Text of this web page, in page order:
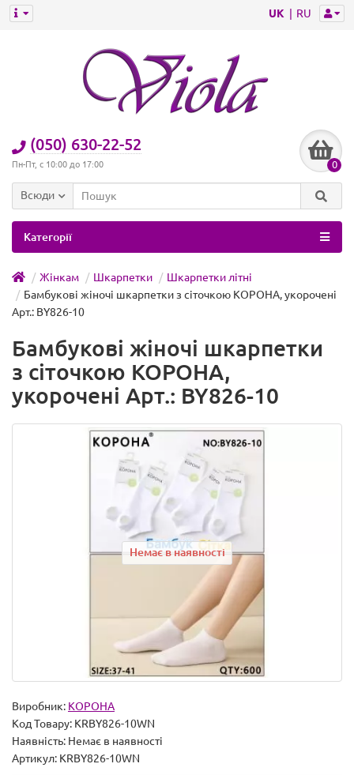
UK RU
(050) 630-22-52
Пн-Пт, с 10:00 до 17:00 0
Всюди
Категорії
Жінкам Шкарпетки
Шкарпетки літні
Бамбукові жіночі шкарпетки з сіточкою КОРОНА, укорочені
Арт.: BY826-10
Бамбукові жіночі шкарпетки
з сіточкою КОРОНА,
укорочені Арт.: BY826-10
Немає в наявності
Виробник: КОРОНА
Код Товару: KRBY826-10WN
Наявність: Немає в наявності
Артикул: KRBY826-10WN